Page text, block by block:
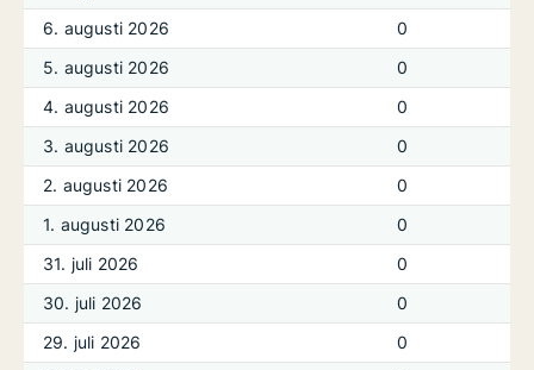
6. augusti 2026
0
5. augusti 2026
0
4. augusti 2026
0
3. augusti 2026
0
2. augusti 2026
0
1. augusti 2026
0
31. juli 2026
0
30. juli 2026
0
29. juli 2026
0